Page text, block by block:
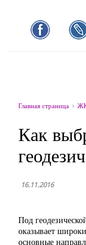
Главная страница
Как
16.11.2016
Под
оказывает
основные